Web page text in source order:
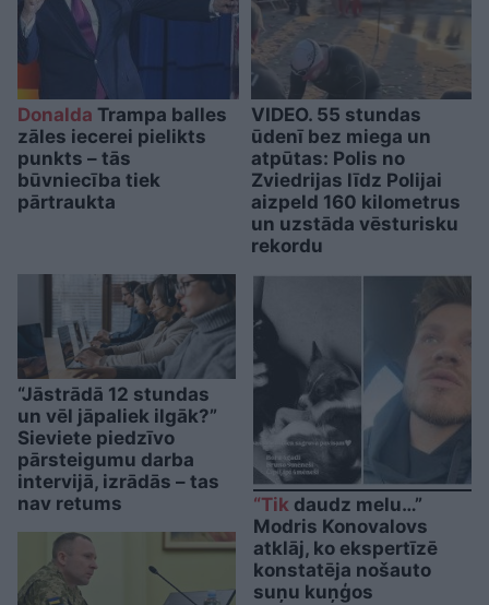
Donalda Trampa balles
zāles iecerei pielikts
punkts – tās
būvniecība tiek
pārtraukta
VIDEO. 55 stundas
ūdenī bez miega un
atpūtas: Polis no
Zviedrijas līdz Polijai
aizpeld 160 kilometrus
un uzstāda vēsturisku
rekordu
“Jāstrādā 12 stundas
un vēl jāpaliek ilgāk?”
Sieviete piedzīvo
pārsteigumu darba
intervijā, izrādās – tas
nav retums
“Tik daudz melu…”
Modris Konovalovs
atklāj, ko ekspertīzē
konstatēja nošauto
suņu kuņģos